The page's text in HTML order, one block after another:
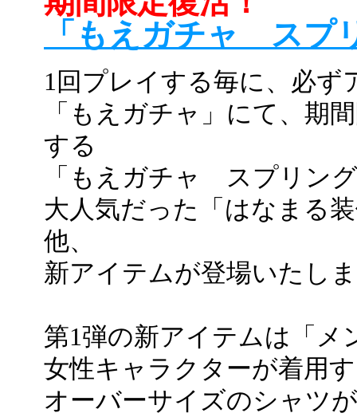
「もえガチャ スプ
1回プレイする毎に、必
「もえガチャ」にて、期
する
「もえガチャ スプリン
大人気だった「はなまる
他、
新アイテムが登場いたし
第1弾の新アイテムは「メ
女性キャラクターが着用
オーバーサイズのシャツ